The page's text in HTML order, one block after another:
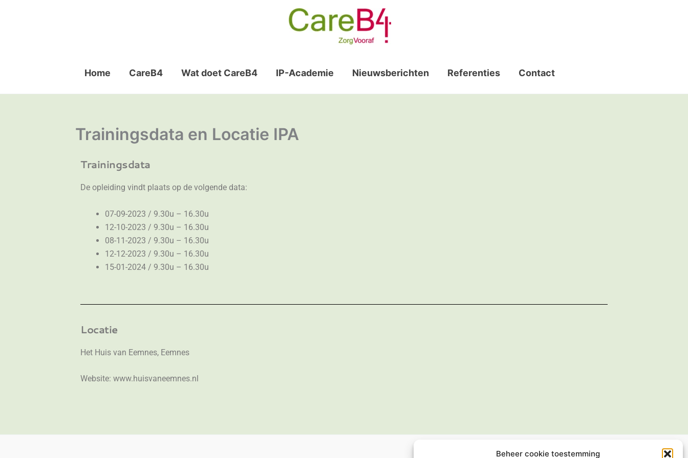
Beheer cookie toestemming
Home CareB4 Wat doet CareB4 IP-Academie Nieuwsberichten Referenties Contact
Trainingsdata en Locatie IPA
Trainingsdata
De opleiding vindt plaats op de volgende data:
07-09-2023 / 9.30u – 16.30u
12-10-2023 / 9.30u – 16.30u
08-11-2023 / 9.30u – 16.30u
12-12-2023 / 9.30u – 16.30u
15-01-2024 / 9.30u – 16.30u
Locatie
Het Huis van Eemnes, Eemnes
Website: www.huisvaneemnes.nl